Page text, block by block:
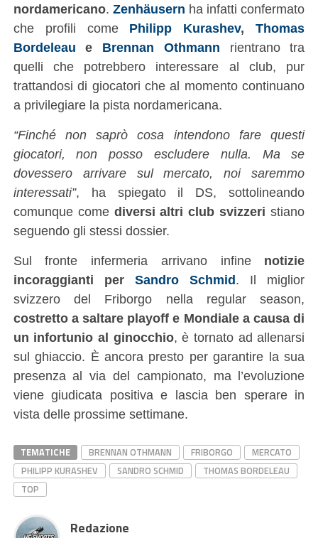
nordamericano. Zenhäusern ha infatti confermato
che profili come Philipp Kurashev,Thomas
Bordeleau e Brennan Othmann rientrano tra
quelli che potrebbero interessare al club, pur
trattandosi di giocatori che al momento continuano
a privilegiare la pista nordamericana.
“Finché non saprò cosa intendono fare questi
giocatori, non posso escludere nulla. Ma se
dovessero arrivare sul mercato, noi saremmo
interessati”, ha spiegato il DS, sottolineando
comunque come diversi altri club svizzeri stiano
seguendo gli stessi dossier.
Sul fronte infermeria arrivano infine notizie
incoraggianti per Sandro Schmid. Il miglior
svizzero del Friborgo nella regular season,
costretto a saltare playoff e Mondiale a causa di
un infortunio al ginocchio, è tornato ad allenarsi
sul ghiaccio. È ancora presto per garantire la sua
presenza al via del campionato, ma l’evoluzione
viene giudicata positiva e lascia ben sperare in
vista delle prossime settimane.
TEMATICHE BRENNAN OTHMANN FRIBORGO
MERCATO
PHILIPP KURASHEV
SANDRO SCHMID
THOMAS BORDELEAU
TOP
Redazione